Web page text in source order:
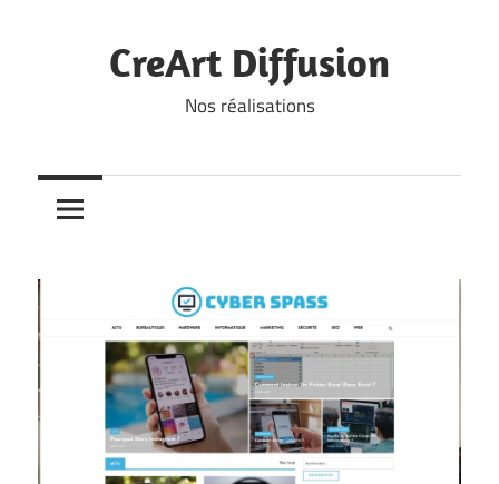
CreArt Diffusion
Nos réalisations